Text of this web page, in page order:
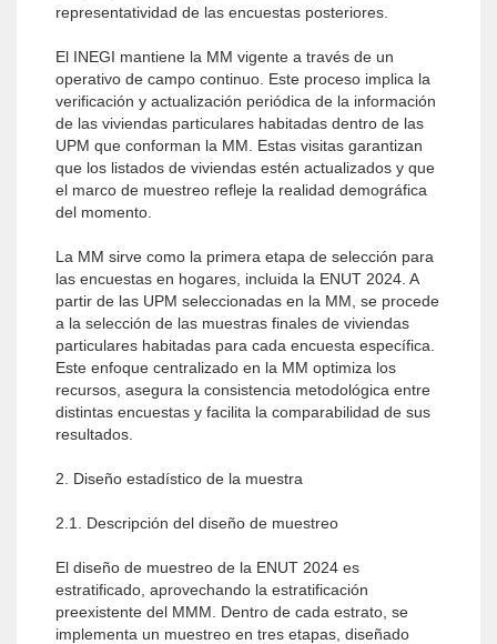
representatividad de las encuestas posteriores.
El INEGI mantiene la MM vigente a través de un
operativo de campo continuo. Este proceso implica la
verificación y actualización periódica de la información
de las viviendas particulares habitadas dentro de las
UPM que conforman la MM. Estas visitas garantizan
que los listados de viviendas estén actualizados y que
el marco de muestreo refleje la realidad demográfica
del momento.
La MM sirve como la primera etapa de selección para
las encuestas en hogares, incluida la ENUT 2024. A
partir de las UPM seleccionadas en la MM, se procede
a la selección de las muestras finales de viviendas
particulares habitadas para cada encuesta específica.
Este enfoque centralizado en la MM optimiza los
recursos, asegura la consistencia metodológica entre
distintas encuestas y facilita la comparabilidad de sus
resultados.
2. Diseño estadístico de la muestra
2.1. Descripción del diseño de muestreo
El diseño de muestreo de la ENUT 2024 es
estratificado, aprovechando la estratificación
preexistente del MMM. Dentro de cada estrato, se
implementa un muestreo en tres etapas, diseñado